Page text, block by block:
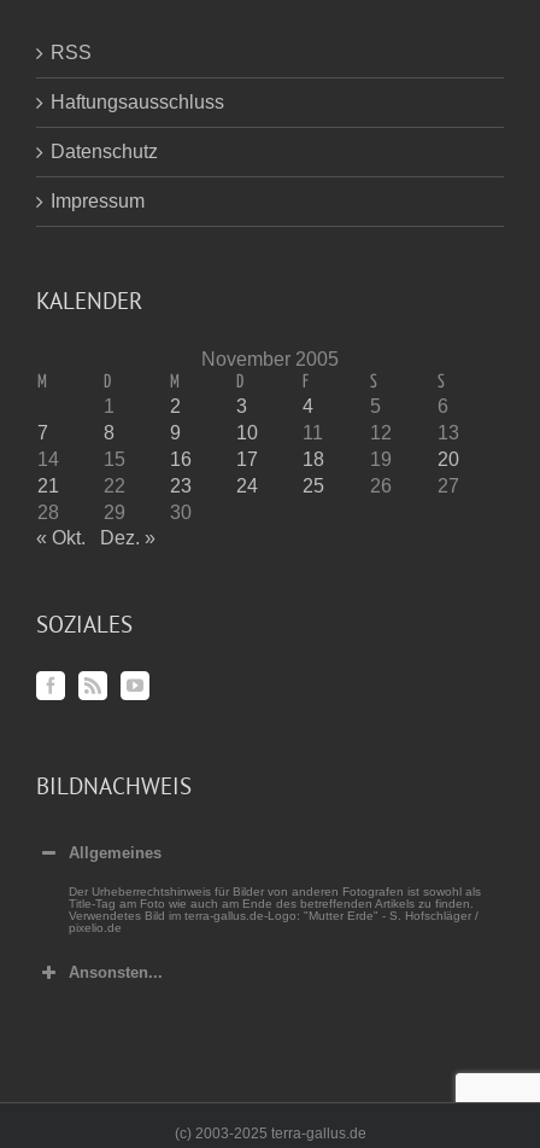
RSS
Haftungsausschluss
Datenschutz
Impressum
KALENDER
November 2005
M D M D F S S
1 2 3 4 5
6
7
8 9 10 11 12
13
14
15 16 17 18 19
20
21
22 23 24 25 26
27
28
29
30
« Okt.
Dez. »
SOZIALES
BILDNACHWEIS
Allgemeines
Der Urheberrechtshinweis für Bilder von anderen Fotografen ist sowohl als
Title-Tag am Foto wie auch am Ende des betreffenden Artikels zu finden.
Verwendetes Bild im terra-gallus.de-Logo: "Mutter Erde" - S. Hofschläger /
pixelio.de
Ansonsten...
(c) 2003-2025 terra-gallus.de